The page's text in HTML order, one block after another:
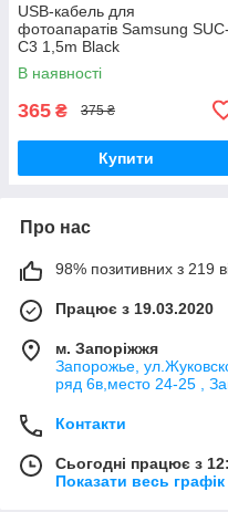
USB-кабель для
фотоапаратів Samsung SUC-
C3 1,5m Black
В наявності
365 ₴ 375 ₴
Купити
Про нас
98% позитивних з 219
Працює з 19.03.2020
м. Запоріжжя
Запорожье,
ряд 6в,место 24-25 ,
Контакти
Сьогодні працює з
Показати весь